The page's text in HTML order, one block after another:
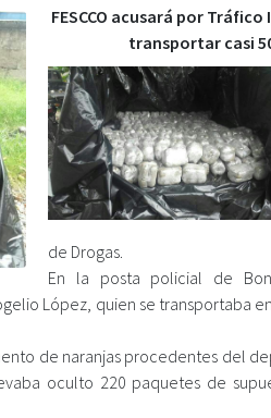
FESCCO acusará por
transportar casi
de Drogas.
En la posta policial de
López, quien se transportaba
de naranjas procedentes del
oculto 220 paquetes de